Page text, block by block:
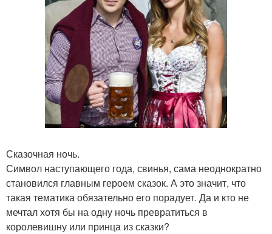
Сказочная ночь.
Символ наступающего года, свинья, сама неоднократно
становился главным героем сказок. А это значит, что
такая тематика обязательно его порадует. Да и кто не
мечтал хотя бы на одну ночь превратиться в
королевишну или принца из сказки?